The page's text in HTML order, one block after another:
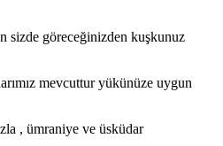
sizde göreceğinizden kuşkunuz
mevcuttur yükünüze uygun
, ümraniye ve üsküdar